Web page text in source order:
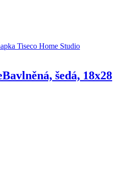
Bavlněná, šedá, 18x28